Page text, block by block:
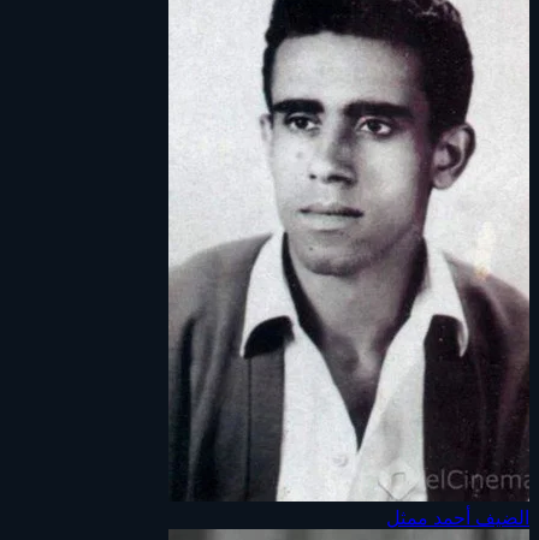
الضيف أحمد ممثل